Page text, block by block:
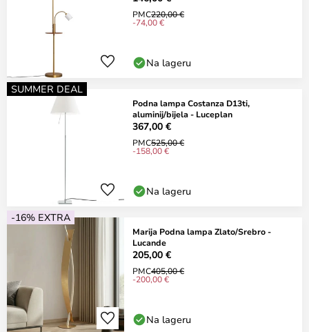
PMC220,00 €
-74,00 €
Na lageru
SUMMER DEAL
Podna lampa Costanza D13ti,
aluminij/bijela - Luceplan
367,00 €
PMC525,00 €
-158,00 €
Na lageru
-16% EXTRA
Marija Podna lampa Zlato/Srebro -
Lucande
205,00 €
PMC405,00 €
-200,00 €
Na lageru